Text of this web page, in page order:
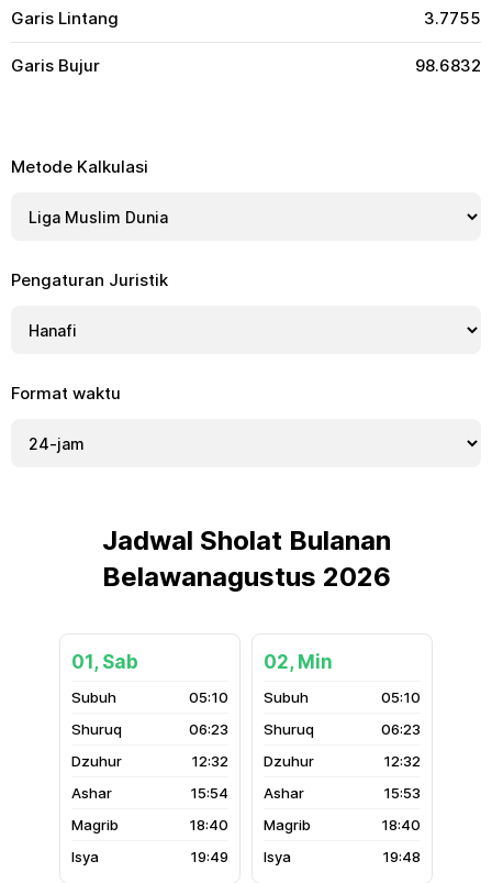
Garis Lintang 3.7755
Garis Bujur 98.6832
Metode Kalkulasi
Pengaturan Juristik
Format waktu
Jadwal Sholat Bulanan
Belawanagustus 2026
01, Sab
05:10
06:23
12:32
15:54
18:40
19:49
02, Min
05:10
06:23
12:32
15:53
18:40
19:48